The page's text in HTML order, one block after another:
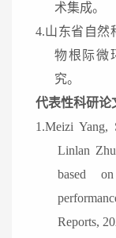
术集成。
4.山东省自然
物根际微
究。
代表性科研论
1.Meizi
Linlan
based
Reports,